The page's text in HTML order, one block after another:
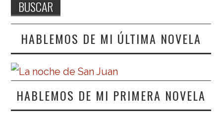
HABLEMOS DE MI ÚLTIMA NOVELA
HABLEMOS DE MI PRIMERA NOVELA